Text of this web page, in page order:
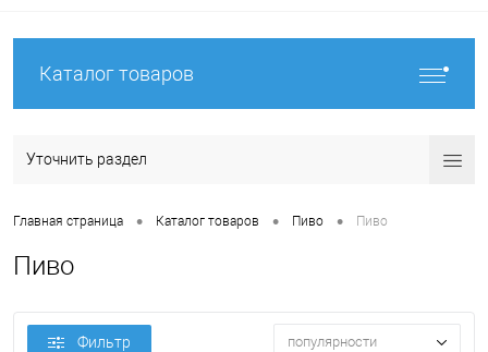
Каталог товаров
Уточнить раздел
Главная страница • Каталог товаров • Пиво • Пиво
Пиво
Фильтр популярности